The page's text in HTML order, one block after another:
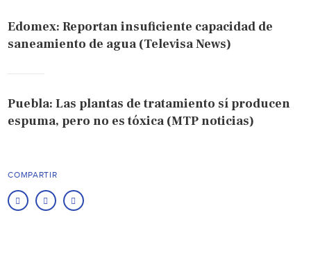
Edomex: Reportan insuficiente capacidad de
saneamiento de agua (Televisa News)
Puebla: Las plantas de tratamiento sí producen
espuma, pero no es tóxica (MTP noticias)
COMPARTIR